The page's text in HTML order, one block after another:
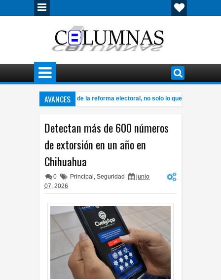
AVANCES
Morena gran parte de la reforma electoral, no solo lo que dice el PAN:
Detectan más de 600 números
de extorsión en un año en
Chihuahua
0 Principal , Seguridad
junio
07, 2026